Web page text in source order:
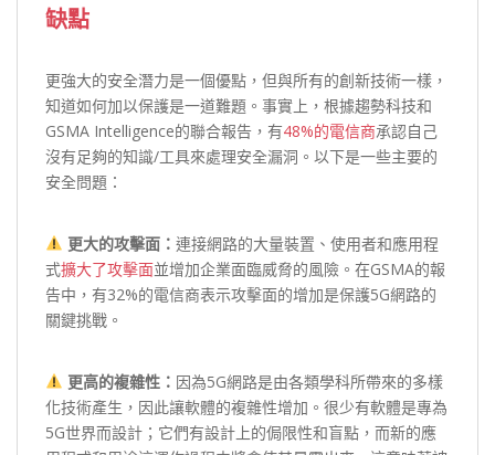
缺點
更強大的安全潛力是一個優點，但與所有的創新技術一樣，
知道如何加以保護是一道難題。事實上，根據趨勢科技和
GSMA Intelligence的聯合報告，有48%的電信商承認自己
沒有足夠的知識/工具來處理安全漏洞。以下是一些主要的
安全問題：
更大的攻擊面： 連接網路的大量裝置、使用者和應用程
式擴大了攻擊面並增加企業面臨威脅的風險。在GSMA的報
告中，有32%的電信商表示攻擊面的增加是保護5G網路的
關鍵挑戰。
更高的複雜性： 因為5G網路是由各類學科所帶來的多樣
化技術產生，因此讓軟體的複雜性增加。很少有軟體是專為
5G世界而設計；它們有設計上的侷限性和盲點，而新的應